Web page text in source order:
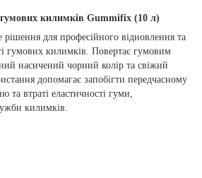
гумових килимків Gummifix (10 л)
рішення для професійного відновлення та
гумових килимків. Повертає гумовим
насичений чорний колір та свіжий
допомагає запобігти передчасному
та втраті еластичності гуми,
килимків.